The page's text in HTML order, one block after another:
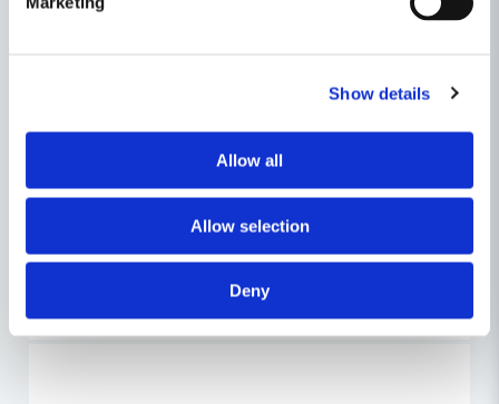
Show details
Allow all
Allow selection
Deny